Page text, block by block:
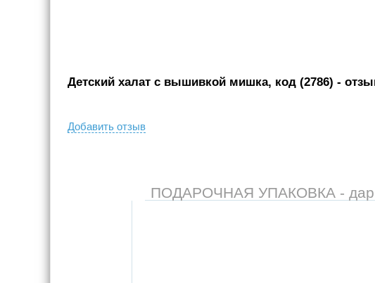
Детский халат с вышивкой мишка, код (2786) -
Добавить отзыв
ПОДАРОЧНАЯ УПАКОВКА -